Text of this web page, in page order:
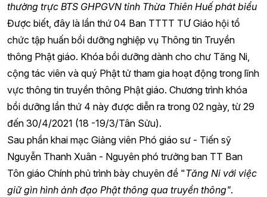
thường trực BTS GHPGVN tỉnh Thừa Thiên Huế phát biểu
Được biết, đây là lần thứ 04 Ban TTTT TƯ Giáo hội tổ
chức tập huấn bồi dưỡng nghiệp vụ Thông tin Truyền
thông Phật giáo. Khóa bồi dưỡng dành cho chư Tăng Ni,
cộng tác viên và quý Phật tử tham gia hoạt động trong lĩnh
vực thông tin truyền thông Phật giáo. Chương trình khóa
bồi dưỡng lần thứ 4 này được diễn ra trong 02 ngày, từ 29
đến 30/4/2021 (18 -19/3/Tân Sửu).
Sau phần khai mạc Giảng viên Phó giáo sư - Tiến sỹ
Nguyễn Thanh Xuân - Nguyên phó trưởng ban TT Ban
Tôn giáo Chính phủ trình bày chuyên đề "Tăng Ni với việc
giữ gìn hình ảnh đạo Phật thông qua truyền thông".